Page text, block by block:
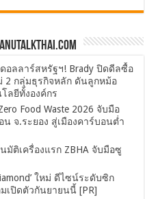
อลลาร์สหรัฐฯ! Brady ปิดดีลซื้อ
2 กลุ่มธุรกิจหลัก ดันลูกหม้อ
ลยีทั้งองค์กร
Food Waste 2026 จับมือ
จ.ระยอง สู่เมืองคาร์บอนต่ำ
ติเครื่องแรก ZBHA จับมือซู
ใหม่ ดีไซน์ระดับซิก
เปิดตัวกันยายนนี้ [PR]